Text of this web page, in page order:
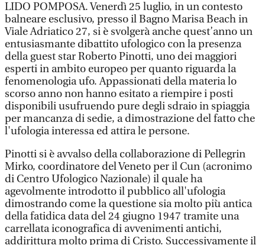
LIDO POMPOSA. Venerdì 25 luglio, in un contesto
balneare esclusivo, presso il Bagno Marisa Beach in
Viale Adriatico 27, si è svolgerà anche quest’anno un
entusiasmante dibattito ufologico con la presenza
della guest star Roberto Pinotti, uno dei maggiori
esperti in ambito europeo per quanto riguarda la
fenomenologia ufo. Appassionati della materia lo
scorso anno non hanno esitato a riempire i posti
disponibili usufruendo pure degli sdraio in spiaggia
per mancanza di sedie, a dimostrazione del fatto che
l'ufologia interessa ed attira le persone.
Pinotti si è avvalso della collaborazione di Pellegrin
Mirko, coordinatore del Veneto per il Cun (acronimo
di Centro Ufologico Nazionale) il quale ha
agevolmente introdotto il pubblico all'ufologia
dimostrando come la questione sia molto più antica
della fatidica data del 24 giugno 1947 tramite una
carrellata iconografica di avvenimenti antichi,
addirittura molto prima di Cristo. Successivamente il